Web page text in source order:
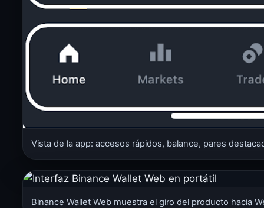
Vista de la app: accesos rápidos, balance, pares
Binance Wallet Web muestra el giro del producto hacia